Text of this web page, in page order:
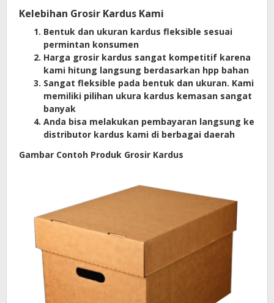
Kelebihan Grosir Kardus Kami
Bentuk dan ukuran kardus fleksible sesuai
permintan konsumen
Harga grosir kardus sangat kompetitif karena
kami hitung langsung berdasarkan hpp bahan
Sangat fleksible pada bentuk dan ukuran. Kami
memiliki pilihan ukura kardus kemasan sangat
banyak
Anda bisa melakukan pembayaran langsung ke
distributor kardus kami di berbagai daerah
Gambar Contoh Produk Grosir Kardus